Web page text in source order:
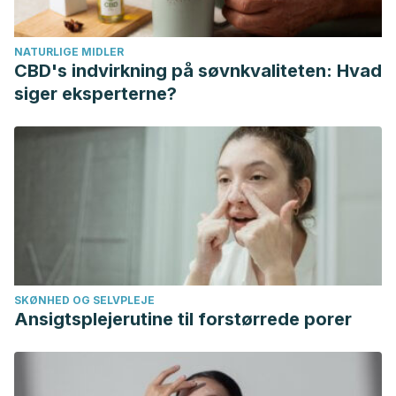
Camire, M. E. (2016). Potatoes and Human Health.
InAdvances in Potato Chemistry and Technology: Second
Edition(pp. 685–704). Elsevier Inc.
https://doi.org/10.1016/B978-0-12-800002-1.00023-6
NATURLIGE MIDLER
CBD's indvirkning på søvnkvaliteten: Hvad
siger eksperterne?
SKØNHED OG SELVPLEJE
Ansigtsplejerutine til forstørrede porer